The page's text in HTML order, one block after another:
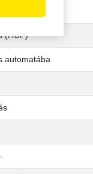
(HUF)
automatába